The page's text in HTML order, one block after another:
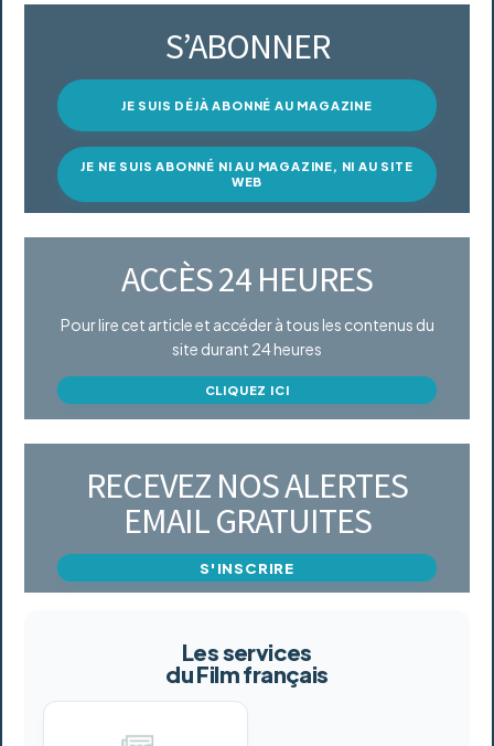
S’ABONNER
JE SUIS DÉJÀ ABONNÉ AU MAGAZINE
JE NE SUIS ABONNÉ NI AU MAGAZINE, NI AU SITE
WEB
ACCÈS 24 HEURES
Pour lire cet article et accéder à tous les contenus du
site durant 24 heures
CLIQUEZ ICI
RECEVEZ NOS ALERTES
EMAIL GRATUITES
S'INSCRIRE
Les services
du Film français